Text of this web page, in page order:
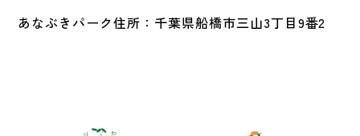
あなぶきパーク住所：千葉県船橋市三山3丁目9番2